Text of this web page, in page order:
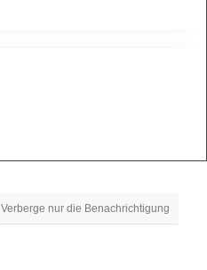
Verberge nur die Benachrichtigung